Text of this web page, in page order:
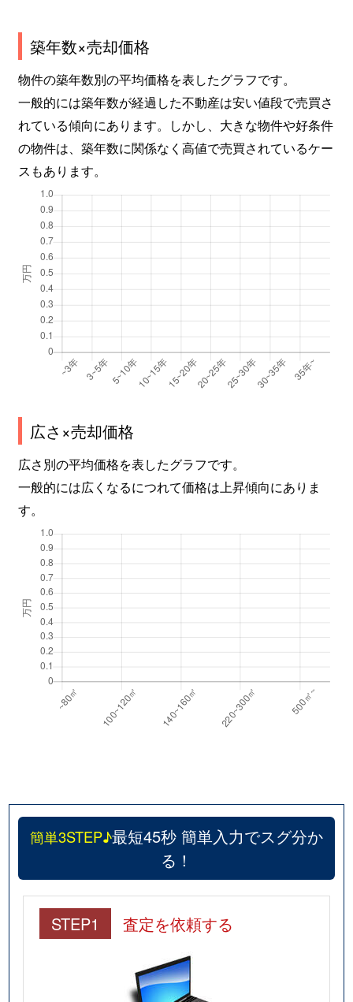
築年数×売却価格
物件の築年数別の平均価格を表したグラフです。
一般的には築年数が経過した不動産は安い値段で売買さ
れている傾向にあります。しかし、大きな物件や好条件
の物件は、築年数に関係なく高値で売買されているケー
スもあります。
広さ×売却価格
広さ別の平均価格を表したグラフです。
一般的には広くなるにつれて価格は上昇傾向にありま
す。
簡単3STEP♪最短45秒 簡単入力でスグ分か
る！
STEP1 査定を依頼する